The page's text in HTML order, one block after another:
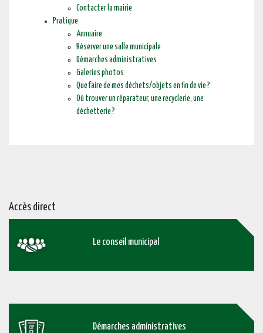
Contacter la mairie
Pratique
Annuaire
Réserver une salle municipale
Démarches administratives
Galeries photos
Que faire de mes déchets/objets en fin de vie ?
Où trouver un réparateur, une recyclerie, une
déchetterie ?
Accès direct
Le conseil municipal
Démarches administratives